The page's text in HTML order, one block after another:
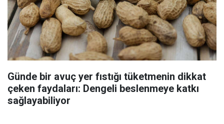
Günde bir avuç yer fıstığı tüketmenin dikkat
çeken faydaları: Dengeli beslenmeye katkı
sağlayabiliyor